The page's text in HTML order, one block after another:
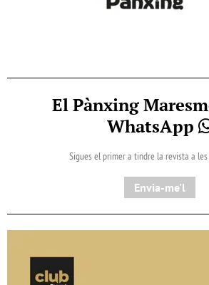
El Pànxing
WhatsApp
Sigues el primer a tindre la revista a
Envia-me'l